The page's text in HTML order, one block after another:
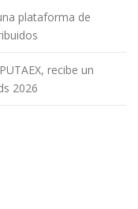
plataforma de
recibe un
2026